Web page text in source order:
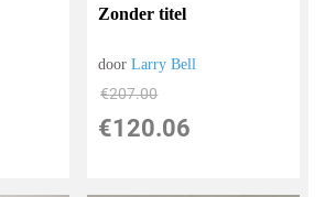
Zonder titel
doorLarry Bell
€207.00
€120.06